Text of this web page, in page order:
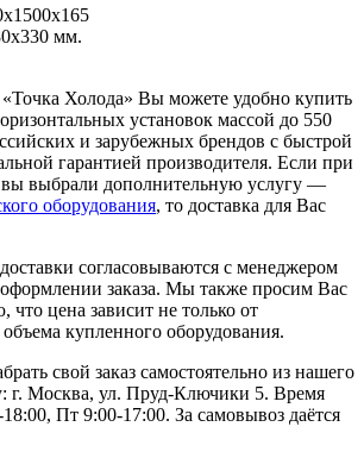
мм.
Холода» Вы можете удобно купить
установок массой до 550
и зарубежных брендов с быстрой
гарантией производителя. Если при
вы выбрали дополнительную услугу —
оборудования, то доставка для Вас
согласовываются с менеджером
заказа. Мы также просим Вас
что цена зависит не только от
купленного оборудования.
свой заказ самостоятельно из нашего
г. Москва, ул. Пруд-Ключики 5. Время
Пт 9:00-17:00. За самовывоз даётся